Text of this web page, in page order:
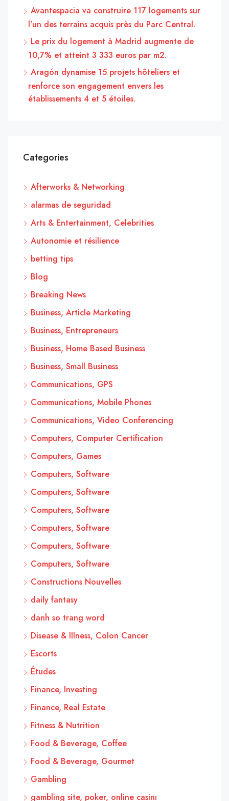
Avantespacia va construire 117 logements sur
l’un des terrains acquis près du Parc Central.
Le prix du logement à Madrid augmente de
10,7% et atteint 3 333 euros par m2.
Aragón dynamise 15 projets hôteliers et
renforce son engagement envers les
établissements 4 et 5 étoiles.
Categories
Afterworks & Networking
alarmas de seguridad
Arts & Entertainment, Celebrities
Autonomie et résilience
betting tips
Blog
Breaking News
Business, Article Marketing
Business, Entrepreneurs
Business, Home Based Business
Business, Small Business
Communications, GPS
Communications, Mobile Phones
Communications, Video Conferencing
Computers, Computer Certification
Computers, Games
Computers, Software
Computers, Software
Computers, Software
Computers, Software
Computers, Software
Computers, Software
Constructions Nouvelles
daily fantasy
danh so trang word
Disease & Illness, Colon Cancer
Escorts
Études
Finance, Investing
Finance, Real Estate
Fitness & Nutrition
Food & Beverage, Coffee
Food & Beverage, Gourmet
Gambling
gambling site, poker, online casinı